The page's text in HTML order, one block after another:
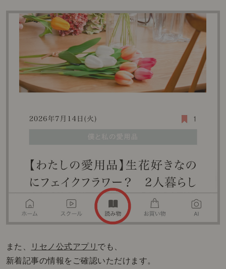
また、 リセノ公式アプリ でも、
新着記事の情報をご確認いただけます。